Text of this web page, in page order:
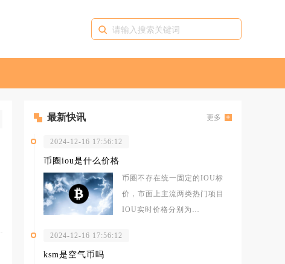
最新快讯 更多
2024-12-16 17:56:12
币圈iou是什么价格
币圈不存在统一固定的IOU标
价，市面上主流两类热门项目
IOU实时价格分别为
2024-12-16 17:56:12
ksm是空气币吗